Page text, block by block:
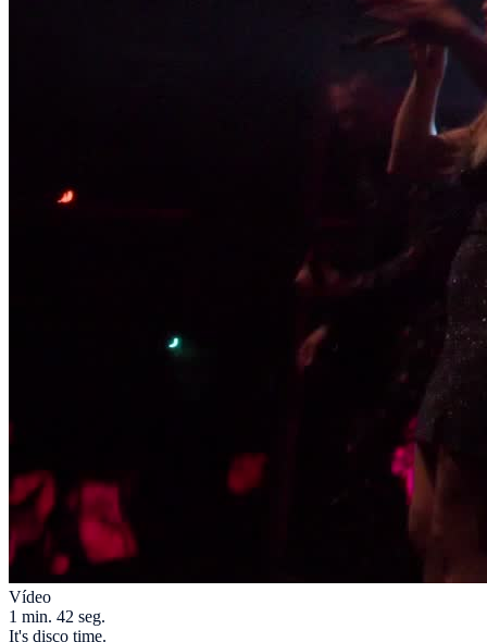
Vídeo
1 min. 42 seg.
It's disco time.